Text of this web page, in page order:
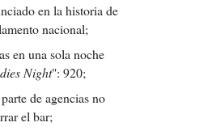
en la historia de
nacional;
en una sola noche
Night": 920;
de agencias no
el bar;